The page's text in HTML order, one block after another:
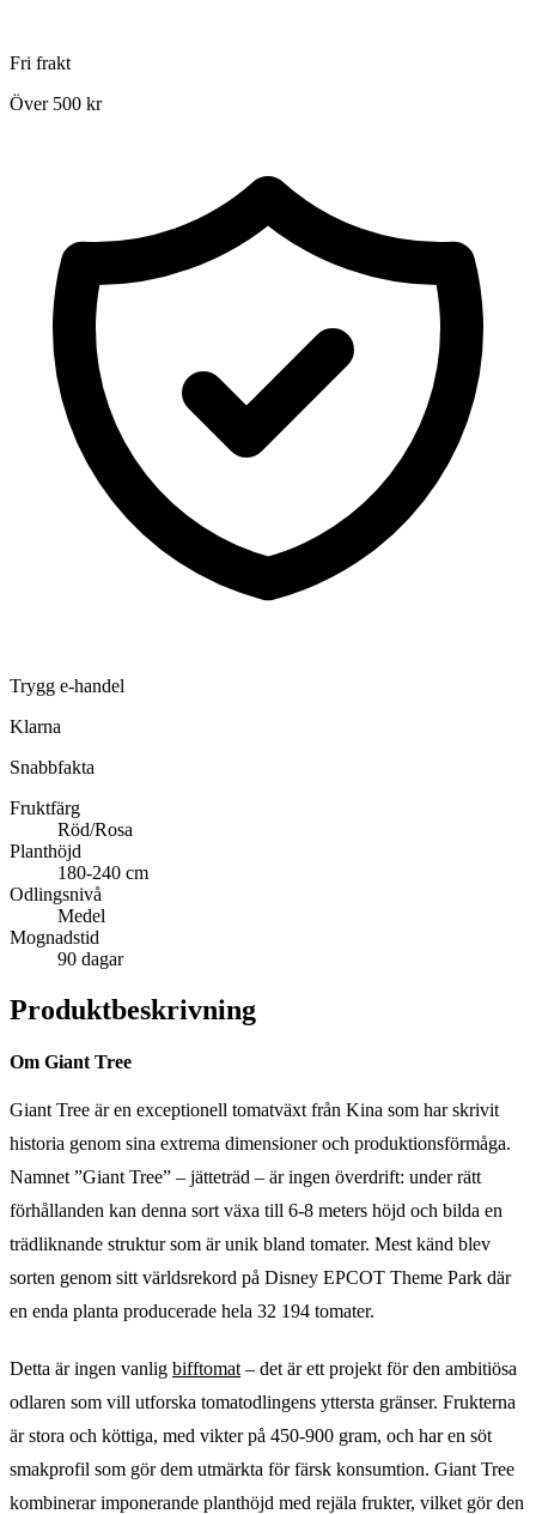
Fri frakt
Över 500 kr
Trygg e-handel
Klarna
Snabbfakta
Fruktfärg
Röd/Rosa
Planthöjd
180-240 cm
Odlingsnivå
Medel
Mognadstid
90 dagar
Produktbeskrivning
Om Giant Tree
Giant Tree är en exceptionell tomatväxt från Kina som har skrivit
historia genom sina extrema dimensioner och produktionsförmåga.
Namnet ”Giant Tree” – jätteträd – är ingen överdrift: under rätt
förhållanden kan denna sort växa till 6-8 meters höjd och bilda en
trädliknande struktur som är unik bland tomater. Mest känd blev
sorten genom sitt världsrekord på Disney EPCOT Theme Park där
en enda planta producerade hela 32 194 tomater.
Detta är ingen vanlig bifftomat – det är ett projekt för den ambitiösa
odlaren som vill utforska tomatodlingens yttersta gränser. Frukterna
är stora och köttiga, med vikter på 450-900 gram, och har en söt
smakprofil som gör dem utmärkta för färsk konsumtion. Giant Tree
kombinerar imponerande planthöjd med rejäla frukter, vilket gör den